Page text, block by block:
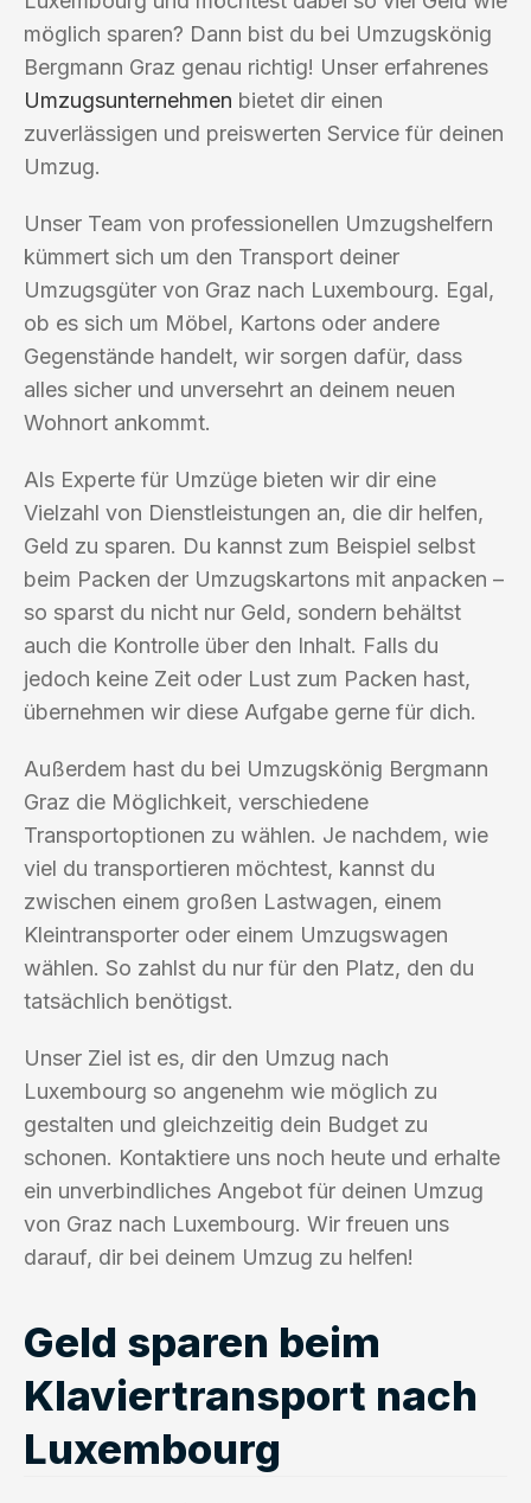
möglich sparen? Dann bist du bei Umzugskönig
Bergmann Graz genau richtig! Unser erfahrenes
Umzugsunternehmen bietet dir einen
zuverlässigen und preiswerten Service für deinen
Umzug.
Unser Team von professionellen Umzugshelfern
kümmert sich um den Transport deiner
Umzugsgüter von Graz nach Luxembourg. Egal,
ob es sich um Möbel, Kartons oder andere
Gegenstände handelt, wir sorgen dafür, dass
alles sicher und unversehrt an deinem neuen
Wohnort ankommt.
Als Experte für Umzüge bieten wir dir eine
Vielzahl von Dienstleistungen an, die dir helfen,
Geld zu sparen. Du kannst zum Beispiel selbst
beim Packen der Umzugskartons mit anpacken –
so sparst du nicht nur Geld, sondern behältst
auch die Kontrolle über den Inhalt. Falls du
jedoch keine Zeit oder Lust zum Packen hast,
übernehmen wir diese Aufgabe gerne für dich.
Außerdem hast du bei Umzugskönig Bergmann
Graz die Möglichkeit, verschiedene
Transportoptionen zu wählen. Je nachdem, wie
viel du transportieren möchtest, kannst du
zwischen einem großen Lastwagen, einem
Kleintransporter oder einem Umzugswagen
wählen. So zahlst du nur für den Platz, den du
tatsächlich benötigst.
Unser Ziel ist es, dir den Umzug nach
Luxembourg so angenehm wie möglich zu
gestalten und gleichzeitig dein Budget zu
schonen. Kontaktiere uns noch heute und erhalte
ein unverbindliches Angebot für deinen Umzug
von Graz nach Luxembourg. Wir freuen uns
darauf, dir bei deinem Umzug zu helfen!
Geld sparen beim
Klaviertransport nach
Luxembourg